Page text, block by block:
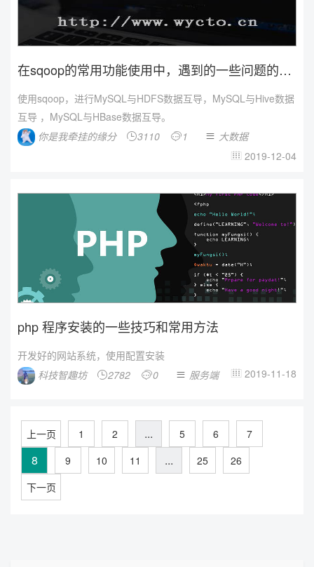
在sqoop的常用功能使用中，遇到的一些问题的解
使用sqoop，进行MySQL与HDFS数据互导，MySQL与Hive数据
互导 ，MySQL与HBase数据互导。
你是我牵挂的缘分
3110 1  大数据
 2019-12-04
php 程序安装的一些技巧和常用方法
开发好的网站系统，使用配置安装
科技智趣坊
2782 0  服务端  2019-11-18
上一页 1 2 ... 5 6 7
8 9 10 11 ... 25
26
下一页